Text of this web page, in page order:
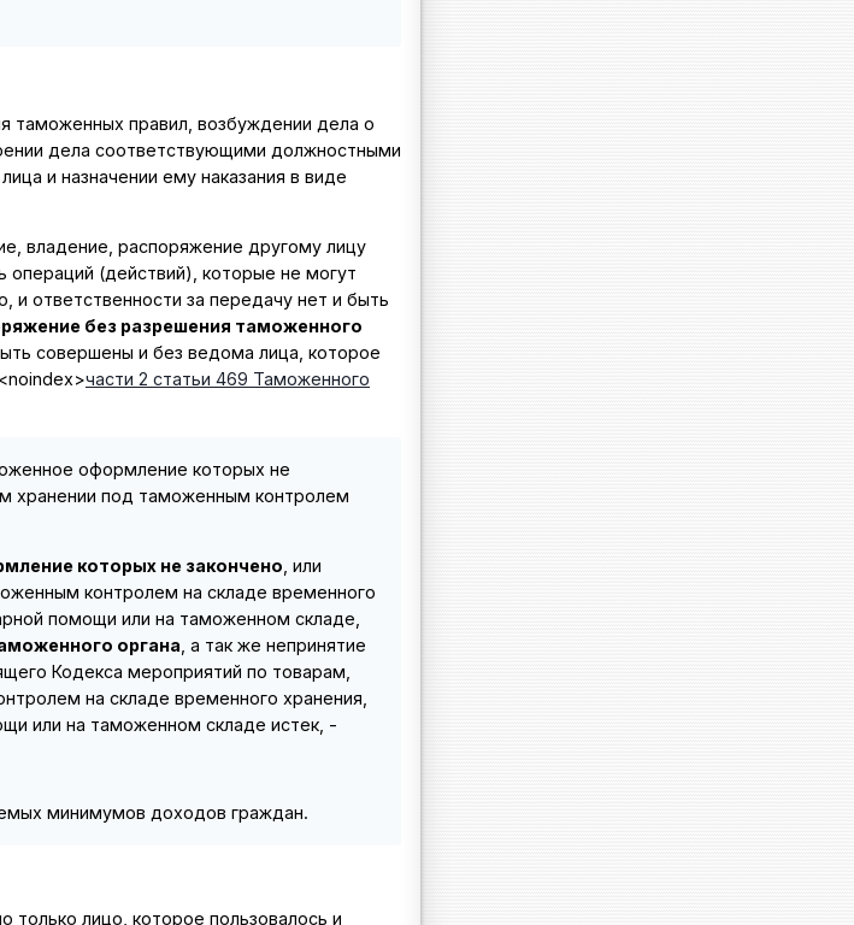
таможенных правил, возбуждении дела о
дела соответствующими должностными
и назначении ему наказания в виде
владение, распоряжение другому лицу
операций (действий), которые не могут
ответственности за передачу нет и быть
без разрешения таможенного
совершены и без ведома лица, которое
<noindex>части 2 статьи 469 Таможенного
оформление которых не
хранении под таможенным контролем
которых не закончено , или
контролем на складе временного
помощи или на таможенном складе,
органа , а так же непринятие
Кодекса мероприятий по товарам,
на складе временного хранения,
или на таможенном складе истек, -
минимумов доходов граждан.
только лицо, которое пользовалось и